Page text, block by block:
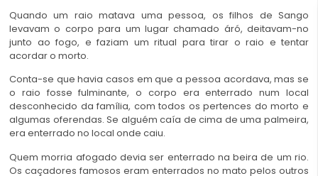
Quando um raio matava uma pessoa, os filhos de Sango
levavam o corpo para um lugar chamado áró, deitavam-no
junto ao fogo, e faziam um ritual para tirar o raio e tentar
acordar o morto.
Conta-se que havia casos em que a pessoa acordava, mas se
o raio fosse fulminante, o corpo era enterrado num local
desconhecido da família, com todos os pertences do morto e
algumas oferendas. Se alguém caía de cima de uma palmeira,
era enterrado no local onde caiu.
Quem morria afogado devia ser enterrado na beira de um rio.
Os caçadores famosos eram enterrados no mato pelos outros